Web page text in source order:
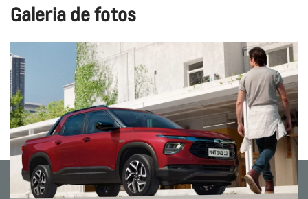
Galeria de fotos